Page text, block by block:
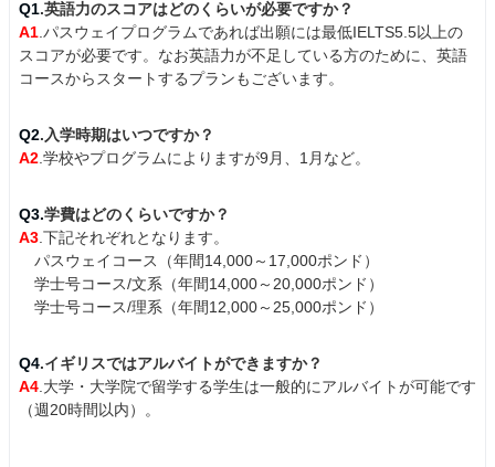
Q1.英語力のスコアはどのくらいが必要ですか？
A1.パスウェイプログラムであれば出願には最低IELTS5.5以上の
スコアが必要です。なお英語力が不足している方のために、英語
コースからスタートするプランもございます。
Q2.入学時期はいつですか？
A2.学校やプログラムによりますが9月、1月など。
Q3.学費はどのくらいですか？
A3.下記それぞれとなります。
パスウェイコース（年間14,000～17,000ポンド）
学士号コース/文系（年間14,000～20,000ポンド）
学士号コース/理系（年間12,000～25,000ポンド）
Q4.イギリスではアルバイトができますか？
A4.大学・大学院で留学する学生は一般的にアルバイトが可能です
（週20時間以内）。